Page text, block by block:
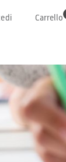
Carrello